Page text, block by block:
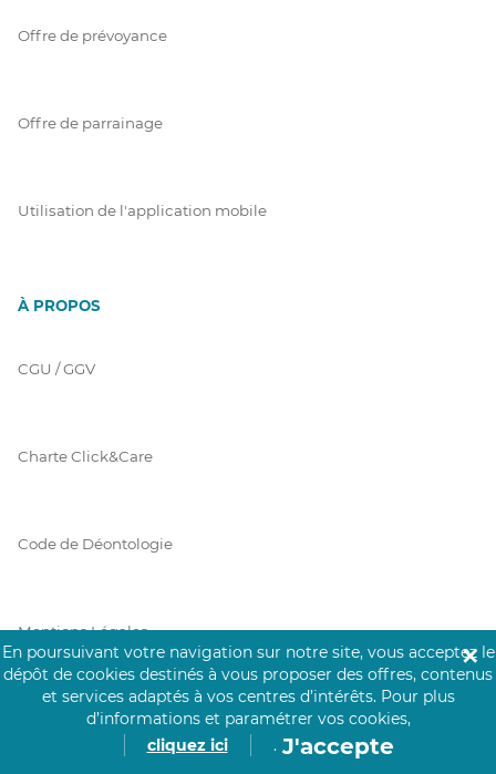
Offre de prévoyance
Offre de parrainage
Utilisation de l'application mobile
À PROPOS
CGU / GGV
Charte Click&Care
Code de Déontologie
Mentions Légales
Prérequis Click&Care
En poursuivant votre navigation sur notre site, vous acceptez le
dépôt de cookies destinés à vous proposer des offres, contenus
et services adaptés à vos centres d’intérêts. Pour plus
d’informations et paramétrer vos cookies,
cliquez ici
. J'accepte
✕